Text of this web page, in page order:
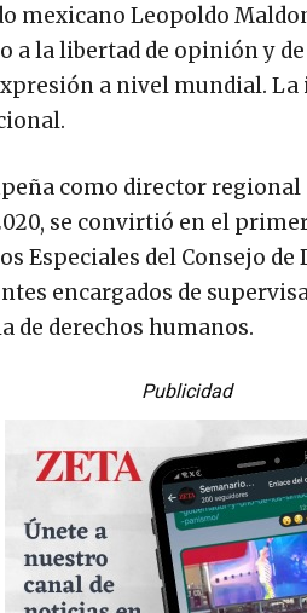
mexicano Leopoldo
la libertad de opinión y
a nivel mundial.
como director regional
se convirtió en el
Especiales del Consejo
encargados de
de derechos humanos.
Publicidad